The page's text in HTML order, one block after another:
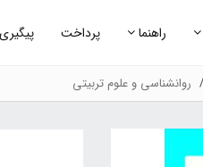
راهنما پرداخت
روانشناسی و علوم تربیتی